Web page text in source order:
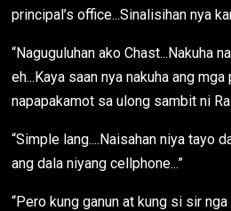
principal’s office...Sinalisihan nya
“Naguguluhan ako Chast...Nakuha
eh...Kaya saan nya nakuha ang mga
napapakamot sa ulong sambit ni
“Simple lang....Naisahan niya tayo
ang dala niyang cellphone...”
“Pero kung ganun at kung si sir